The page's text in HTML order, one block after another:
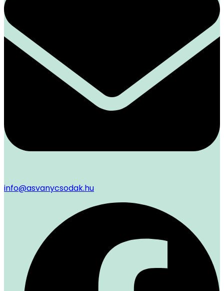
info@asvanycsodak.hu